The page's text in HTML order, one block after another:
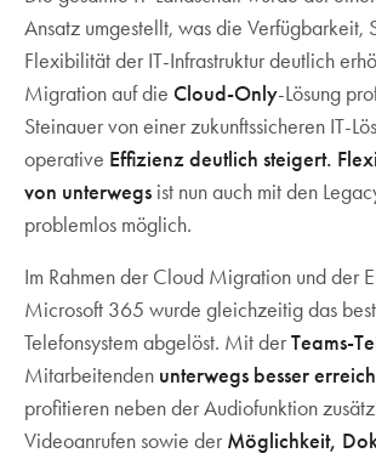
Ansatz umgestellt, was die Verfügbarkeit,
Flexibilität der IT-Infrastruktur deutlich
Migration auf die Cloud-Only-Lösung
Steinauer von einer zukunftssicheren IT-
operative Effizienz deutlich steigert.
von unterwegs ist nun auch mit den
problemlos möglich.
Im Rahmen der Cloud Migration und der
Microsoft 365 wurde gleichzeitig das
Telefonsystem abgelöst. Mit derTeams-
Mitarbeitenden unterwegs besser
profitieren neben der Audiofunktion
Videoanrufen sowie der Möglichkeit,